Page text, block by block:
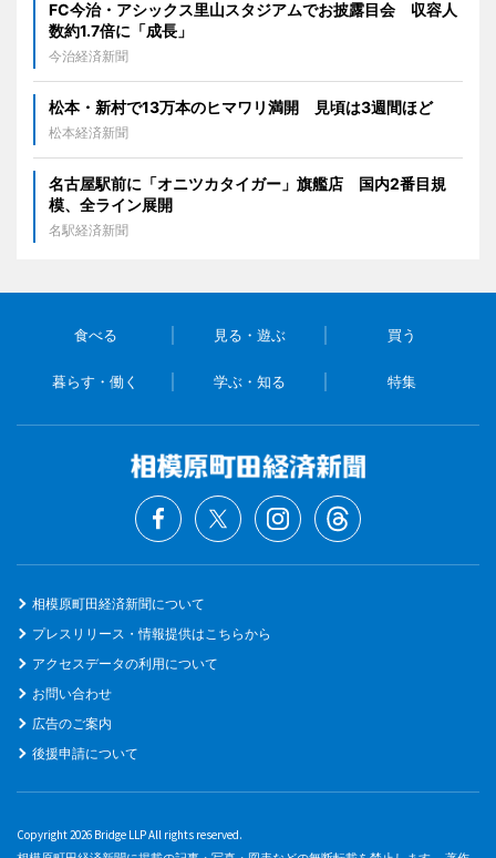
FC今治・アシックス里山スタジアムでお披露目会 収容人
数約1.7倍に「成長」
今治経済新聞
松本・新村で13万本のヒマワリ満開 見頃は3週間ほど
松本経済新聞
名古屋駅前に「オニツカタイガー」旗艦店 国内2番目規
模、全ライン展開
名駅経済新聞
食べる 見る・遊ぶ 買う
暮らす・働く 学ぶ・知る 特集
相模原町田経済新聞について
プレスリリース・情報提供はこちらから
アクセスデータの利用について
お問い合わせ
広告のご案内
後援申請について
Copyright 2026 Bridge LLP All rights reserved.